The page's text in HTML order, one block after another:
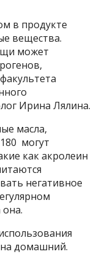
в продукте
вещества.
может
Ирина Лялина.
масла,
могут
как акролеин
негативное
домашний.